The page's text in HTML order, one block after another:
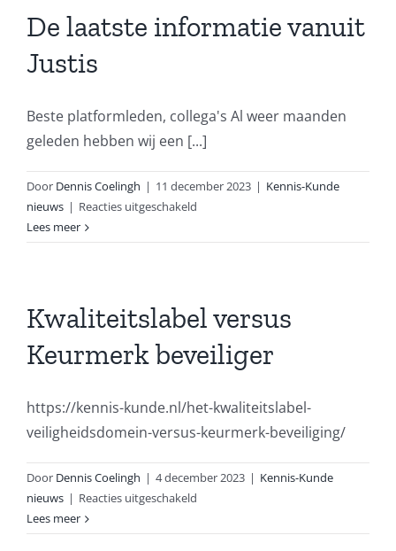
De laatste informatie vanuit
Justis
Beste platformleden, collega's Al weer maanden
geleden hebben wij een [...]
Door Dennis Coelingh | 11 december 2023 | Kennis-Kunde
nieuws | Reacties uitgeschakeld
laatste
Justis
Lees meer
Kwaliteitslabel versus
Keurmerk beveiliger
https://kennis-kunde.nl/het-kwaliteitslabel-
veiligheidsdomein-versus-keurmerk-beveiliging/
Door Dennis Coelingh | 4 december 2023 | Kennis-Kunde
nieuws | Reacties uitgeschakeld
versus
Lees meer